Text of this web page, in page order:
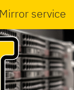
Mirror service